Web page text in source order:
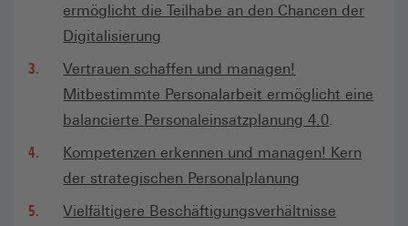
ermöglicht die Teilhabe an den Chancen der
Digitalisierung
Vertrauen schaffen und managen!
Mitbestimmte Personalarbeit ermöglicht eine
balancierte Personaleinsatzplanung 4.0.
Kompetenzen erkennen und managen! Kern
der strategischen Personalplanung
Vielfältigere Beschäftigungsverhältnisse